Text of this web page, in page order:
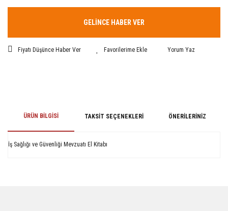
GELİNCE HABER VER
Fiyatı Düşünce Haber Ver Yorum Yaz
ÜRÜN BILGISI TAKSIT SEÇENEKLERI ÖNERILERINIZ
İş Sağlığı ve Güvenliği Mevzuatı El Kitabı